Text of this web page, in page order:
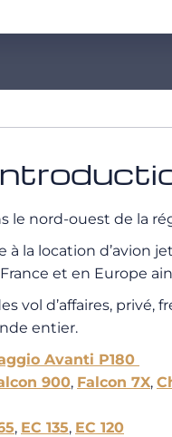
le nord-ouest de la
à la location
et en Europe
vol d’affaires,
entier.
Avanti P180
900, Falcon 7X,
, EC 135, EC 120